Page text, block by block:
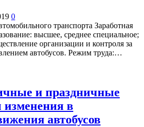
0
транспорта Заработная
высшее, среднее специальное;
организации и контроля за
автобусов. Режим труда:…
и праздничные
в
автобусов